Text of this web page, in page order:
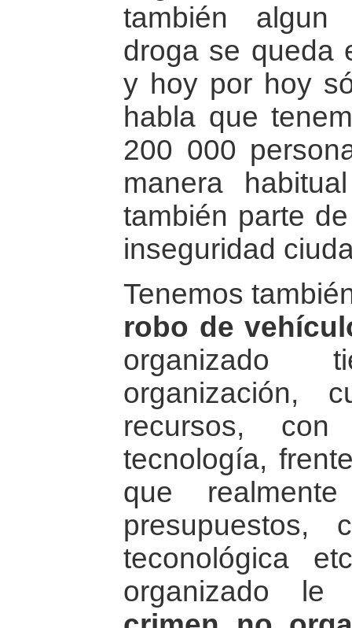
también
droga se queda
y hoy por hoy
habla que
200 000
manera
también parte
inseguridad
Tenemos
robo de
organizado
organización,
recursos,
tecnología,
que
presupuestos,
teconológica
organizado